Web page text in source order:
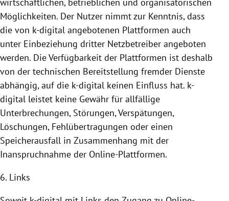
Möglichkeiten. Der Nutzer nimmt zur Kenntnis, dass
die von k-digital angebotenen Plattformen auch
unter Einbeziehung dritter Netzbetreiber angeboten
werden. Die Verfügbarkeit der Plattformen ist deshalb
von der technischen Bereitstellung fremder Dienste
abhängig, auf die k-digital keinen Einfluss hat. k-
digital leistet keine Gewähr für allfällige
Unterbrechungen, Störungen, Verspätungen,
Löschungen, Fehlübertragungen oder einen
Speicherausfall in Zusammenhang mit der
Inanspruchnahme der Online-Plattformen.
6. Links